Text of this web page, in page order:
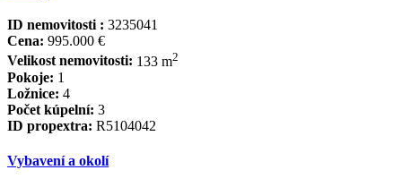
ID nemovitosti : 3235041
Cena: 995.000 €
Velikost nemovitosti: 133 m2
Pokoje: 1
Ložnice: 4
Počet kúpelní: 3
ID propextra: R5104042
Vybavení a okolí